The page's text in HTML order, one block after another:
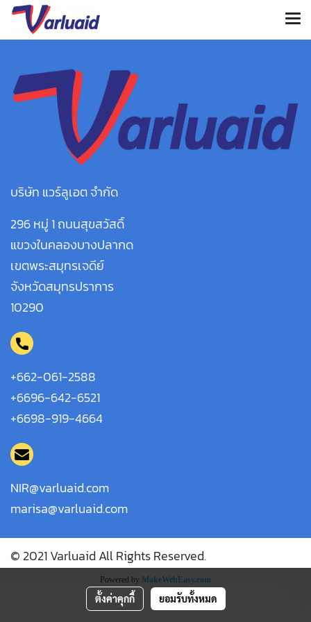
บริษัท แวร์ลูเอต จำกัด
296 หมู่ 1 ถนนสุขสวัสดิ์
แขวงในคลองบางปลากด
เขตพระสมุทรเจดีย์
จังหวัดสมุทรปราการ
10290
+662-061-2588
+6696-642-6521
+6698-919-4664
NIR@varluaid.com
marisa@varluaid.com
© 2021 Varluaid All Rights Reserved.
Powered by MakeWebEasy.com
ตั้งค่าคุกกี้ ยอมรับทั้งหมด